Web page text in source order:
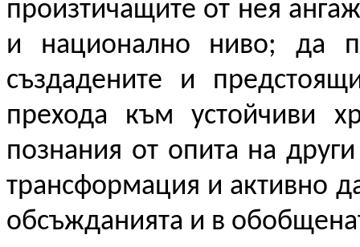
произтичащите от нея
и национално ниво; да
създадените и
прехода към устойчиви
познания от опита на
трансформация и активно
обсъжданията и в